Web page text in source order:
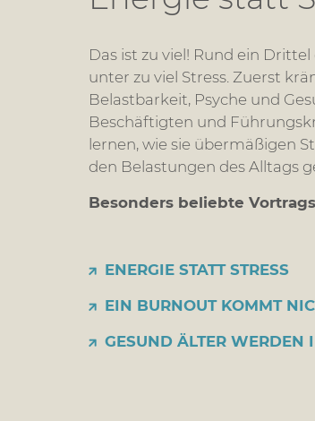
Das ist zu viel! Rund ein
unter zu viel Stress. Zuerst
Belastbarkeit, Psyche und
Beschäftigten und
lernen, wie sie übermäßigen
den Belastungen des Alltags
Besonders beliebte
ENERGIE STATT STRESS
EIN BURNOUT KOMMT
GESUND ÄLTER WERDEN